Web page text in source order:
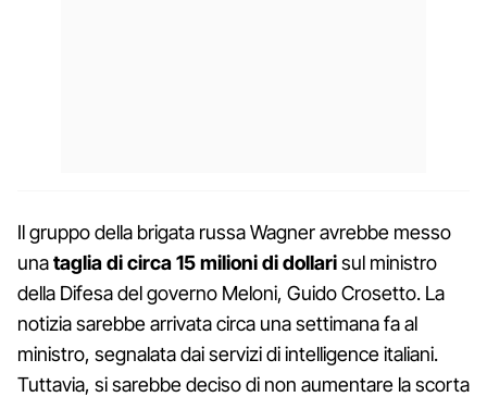
Il gruppo della brigata russa Wagner avrebbe messo
unataglia di circa 15 milioni di dollarisul ministro
della Difesa del governo Meloni, Guido Crosetto. La
notizia sarebbe arrivata circa una settimana fa al
ministro, segnalata dai servizi di intelligence italiani.
Tuttavia, si sarebbe deciso di non aumentare la scorta